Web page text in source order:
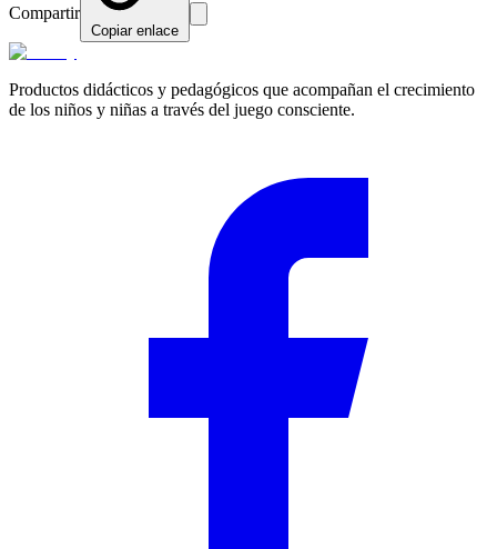
Compartir
Copiar enlace
Productos didácticos y pedagógicos que acompañan el crecimiento
de los niños y niñas a través del juego consciente.